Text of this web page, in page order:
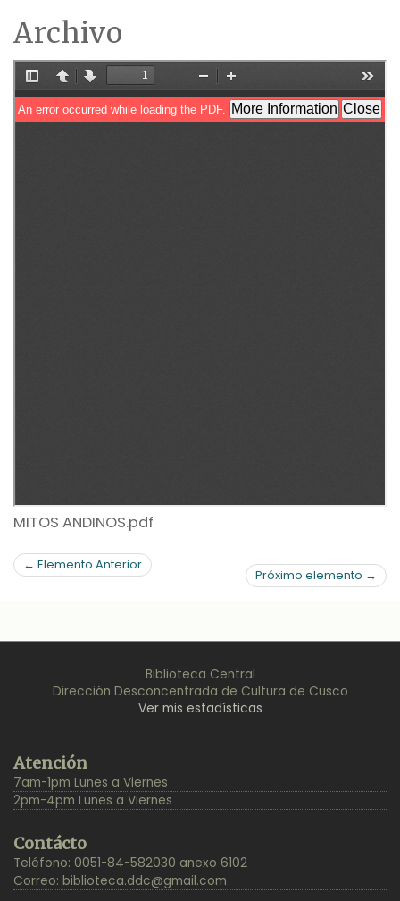
Archivo
MITOS ANDINOS.pdf
← Elemento Anterior
Próximo elemento →
Biblioteca Central
Dirección Desconcentrada de Cultura de Cusco
Ver mis estadísticas
Top
Atención
7am-1pm Lunes a Viernes
2pm-4pm Lunes a Viernes
Contácto
Teléfono: 0051-84-582030 anexo 6102
Correo: biblioteca.ddc@gmail.com